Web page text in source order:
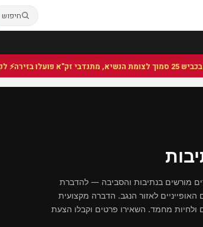
חיפוש
⚡ לקראת
מורשים בנתיבות והסביבה — להדברת
לאזור הנגב. הדברה מקצועית
ולחיות מחמד. השאירו פרטים וקבלו הצעת